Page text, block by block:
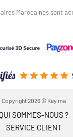
Marocaines sont
Copyright 2026 © Key.ma
SOMMES-NOUS ?
SERVICE CLIENT